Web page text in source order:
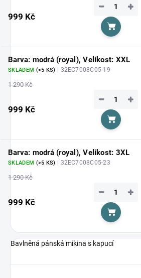
999 Kč
+
−
Do
Barva: modrá (royal), Velikost: XXL
SKLADEM (>5 KS) | 32EC7008C05-19
1 290 Kč
999 Kč
+
−
Do
Barva: modrá (royal), Velikost: 3XL
SKLADEM (>5 KS) | 32EC7008C05-23
1 290 Kč
999 Kč
+
−
Do
Bavlněná pánská mikina s kapucí